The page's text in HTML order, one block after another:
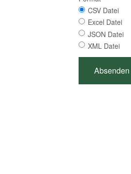
CSV Datei
Excel Datei
JSON Datei
XML Datei